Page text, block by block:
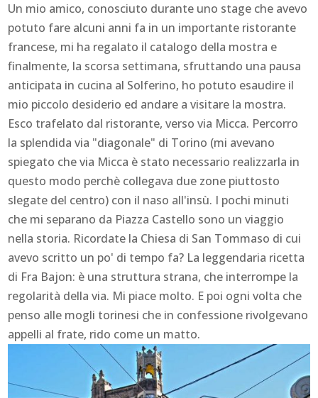
Un mio amico, conosciuto durante uno stage che avevo
potuto fare alcuni anni fa in un importante ristorante
francese, mi ha regalato il catalogo della mostra e
finalmente, la scorsa settimana, sfruttando una pausa
anticipata in cucina al Solferino, ho potuto esaudire il
mio piccolo desiderio ed andare a visitare la mostra.
Esco trafelato dal ristorante, verso via Micca. Percorro
la splendida via "diagonale" di Torino (mi avevano
spiegato che via Micca è stato necessario realizzarla in
questo modo perchè collegava due zone piuttosto
slegate del centro) con il naso all'insù. I pochi minuti
che mi separano da Piazza Castello sono un viaggio
nella storia. Ricordate la Chiesa di San Tommaso di cui
avevo scritto un po' di tempo fa? La leggendaria ricetta
di Fra Bajon: è una struttura strana, che interrompe la
regolarità della via. Mi piace molto. E poi ogni volta che
penso alle mogli torinesi che in confessione rivolgevano
appelli al frate, rido come un matto.